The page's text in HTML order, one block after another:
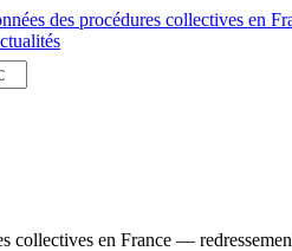
des procédures collectives en
collectives en France —